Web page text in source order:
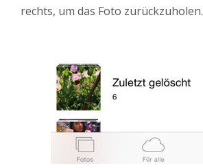
rechts, um das Foto zurückzuholen.